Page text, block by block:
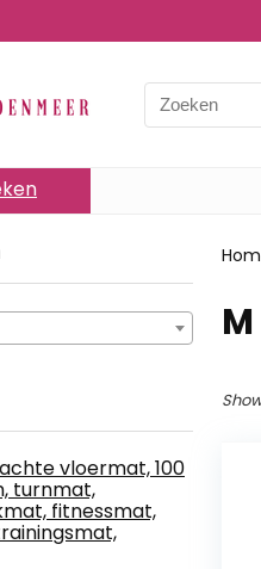
vloermat, 100
turnmat,
fitnessmat,
M